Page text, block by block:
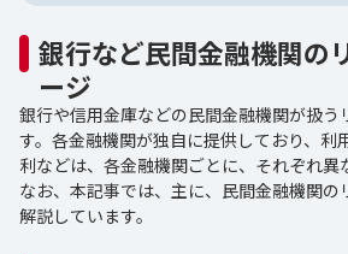
銀行など民間金融機関の
ージ
銀行や信用金庫などの民間金融機関が扱う
す。各金融機関が独自に提供しており、利
利などは、各金融機関ごとに、それぞれ異
なお、本記事では、主に、民間金融機関の
解説しています。